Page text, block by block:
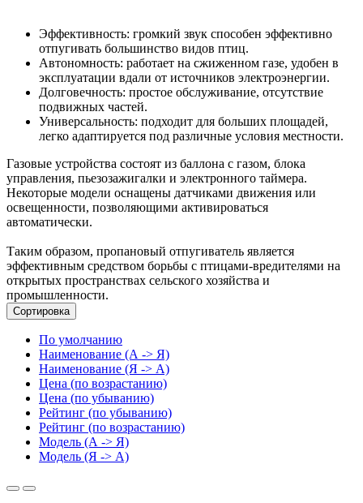
Эффективность: громкий звук способен эффективно
отпугивать большинство видов птиц.
Автономность: работает на сжиженном газе, удобен в
эксплуатации вдали от источников электроэнергии.
Долговечность: простое обслуживание, отсутствие
подвижных частей.
Универсальность: подходит для больших площадей,
легко адаптируется под различные условия местности.
Газовые устройства состоят из баллона с газом, блока
управления, пьезозажигалки и электронного таймера.
Некоторые модели оснащены датчиками движения или
освещенности, позволяющими активироваться
автоматически.
Таким образом, пропановый отпугиватель является
эффективным средством борьбы с птицами-вредителями на
открытых пространствах сельского хозяйства и
промышленности.
Сортировка
По умолчанию
Наименование (А -> Я)
Наименование (Я -> А)
Цена (по возрастанию)
Цена (по убыванию)
Рейтинг (по убыванию)
Рейтинг (по возрастанию)
Модель (А -> Я)
Модель (Я -> А)